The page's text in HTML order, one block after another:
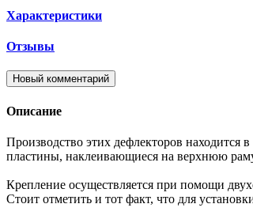
Характеристики
Отзывы
Новый комментарий
Описание
Производство этих дефлекторов находится
пластины, наклеивающиеся на верхнюю
Крепление осуществляется при помощи
Стоит отметить и тот факт, что для